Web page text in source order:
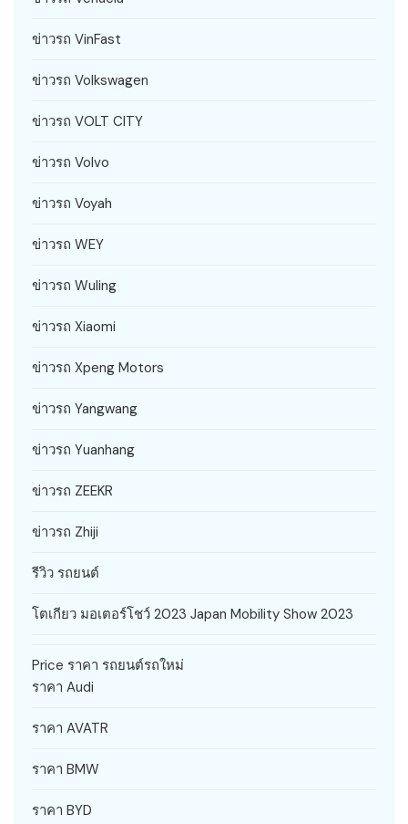
ข่าวรถ VinFast
ข่าวรถ Volkswagen
ข่าวรถ VOLT CITY
ข่าวรถ Volvo
ข่าวรถ Voyah
ข่าวรถ WEY
ข่าวรถ Wuling
ข่าวรถ Xiaomi
ข่าวรถ Xpeng Motors
ข่าวรถ Yangwang
ข่าวรถ Yuanhang
ข่าวรถ ZEEKR
ข่าวรถ Zhiji
รีวิว รถยนต์
โตเกียว มอเตอร์โชว์ 2023 Japan Mobility Show 2023
Price ราคา รถยนต์รถใหม่
ราคา Audi
ราคา AVATR
ราคา BMW
ราคา BYD